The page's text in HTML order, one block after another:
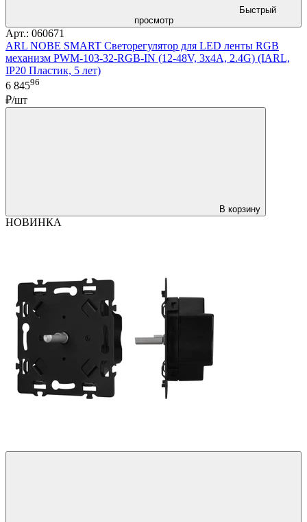
Быстрый
просмотр
Арт.: 060671
ARL NOBE SMART Светорегулятор для LED ленты RGB
механизм PWM-103-32-RGB-IN (12-48V, 3x4A, 2.4G) (IARL,
IP20 Пластик, 5 лет)
6 84596
₽/шт
В корзину
НОВИНКА